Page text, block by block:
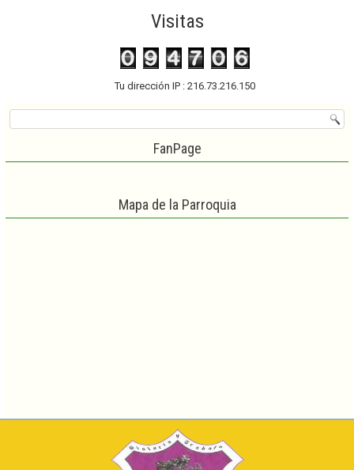
Visitas
Tu dirección IP : 216.73.216.150
FanPage
Mapa de la Parroquia